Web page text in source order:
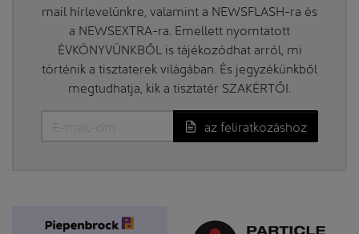
mail hírlevelünkre, valamint a NEWSFLASH-ra és
a NEWSEXTRA-ra. Emellett nyomtatott
ÉVKÖNYVÜNKBŐL is tájékozódhat arról, mi
történik a tisztaterek világában. És jegyzékünkből
megtudhatja, kik a tisztatér SZAKÉRTŐI.
az feliratkozáshoz